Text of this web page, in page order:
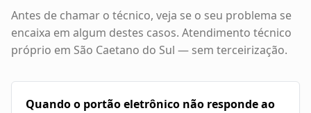
Antes de chamar o técnico, veja se o seu problema se
encaixa em algum destes casos. Atendimento técnico
próprio em São Caetano do Sul — sem terceirização.
Quando o portão eletrônico não responde ao